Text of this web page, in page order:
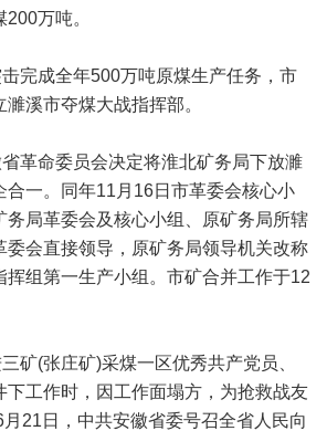
万吨。
成全年500万吨原煤生产任务，市
溪市夺煤大战指挥部。
命委员会决定将淮北矿务局下放濉
合一。同年11月16日市革委会核心小
务局革委会及核心小组、原矿务局所辖
委会直接领导，原矿务局领导机关改称
挥组第一生产小组。市矿合并工作于12
(张庄矿)采煤一区优秀共产党员、
下工作时，因工作面塌方，为抢救战友
21日，中共安徽省委号召全省人民向